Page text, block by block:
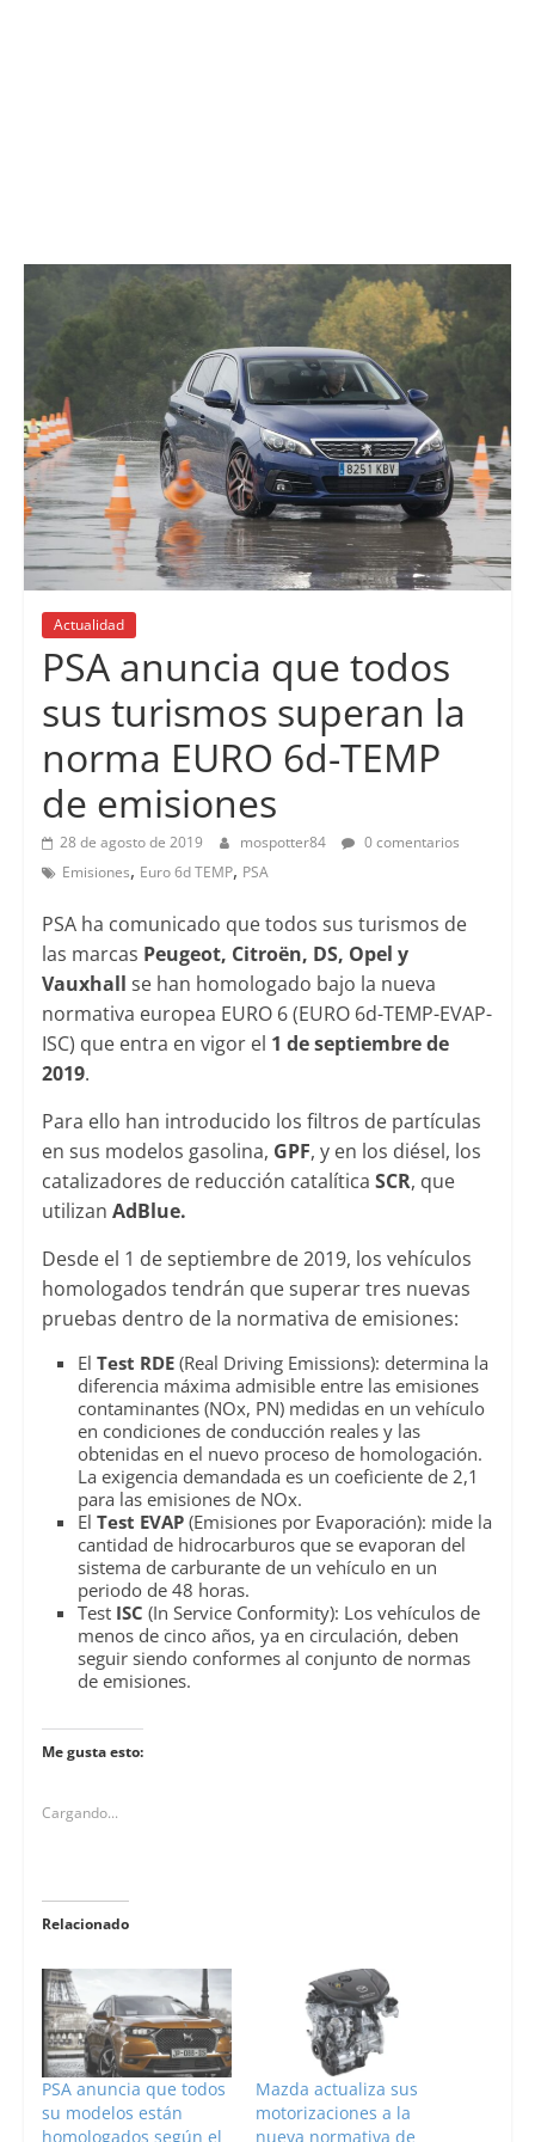
Actualidad
PSA anuncia que todos
sus turismos superan la
norma EURO 6d-TEMP
de emisiones
28 de agosto de 2019 mospotter84
0 comentarios
Emisiones, Euro 6d TEMP, PSA
PSA ha comunicado que todos sus turismos de
las marcas Peugeot, Citroën, DS, Opel y
Vauxhall se han homologado bajo la nueva
normativa europea EURO 6 (EURO 6d-TEMP-EVAP-
ISC) que entra en vigor el 1 de septiembre de
2019.
Para ello han introducido los filtros de partículas
en sus modelos gasolina, GPF, y en los diésel, los
catalizadores de reducción catalítica SCR, que
utilizan AdBlue.
Desde el 1 de septiembre de 2019, los vehículos
homologados tendrán que superar tres nuevas
pruebas dentro de la normativa de emisiones:
El Test RDE(Real Driving Emissions): determina la
diferencia máxima admisible entre las emisiones
contaminantes (NOx, PN) medidas en un vehículo
en condiciones de conducción reales y las
obtenidas en el nuevo proceso de homologación.
La exigencia demandada es un coeficiente de 2,1
para las emisiones de NOx.
El Test EVAP(Emisiones por Evaporación): mide la
cantidad de hidrocarburos que se evaporan del
sistema de carburante de un vehículo en un
periodo de 48 horas.
Test ISC (In Service Conformity): Los vehículos de
menos de cinco años, ya en circulación, deben
seguir siendo conformes al conjunto de normas
de emisiones.
Me gusta esto:
Cargando...
Relacionado
PSA anuncia que todos
su modelos están
homologados según el
Mazda actualiza sus
motorizaciones a la
nueva normativa de